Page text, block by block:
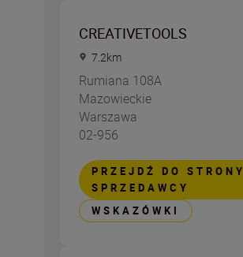
CREATIVETOOLS
7.2km
Rumiana 108A
Mazowieckie
Warszawa
02-956
PRZEJDŹ DO STRONY
SPRZEDAWCY
WSKAZÓWKI